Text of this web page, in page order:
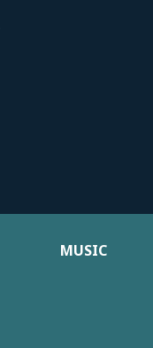
MUSIC